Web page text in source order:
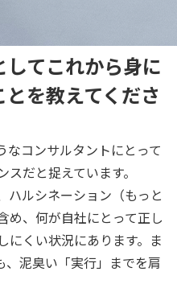
てこれから身に
を教えてくださ
なコンサルタントにとって
だと捉えています。
ハルシネーション（もっと
め、何が自社にとって正し
にくい状況にあります。ま
、泥臭い「実行」までを肩